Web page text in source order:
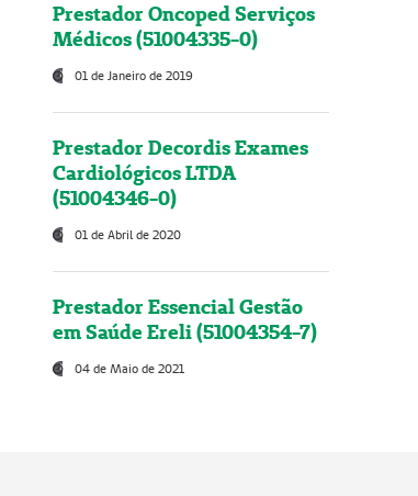
Prestador Oncoped Serviços
Médicos (51004335-0)
01 de Janeiro de 2019
Prestador Decordis Exames
Cardiológicos LTDA
(51004346-0)
01 de Abril de 2020
Prestador Essencial Gestão
em Saúde Ereli (51004354-7)
04 de Maio de 2021